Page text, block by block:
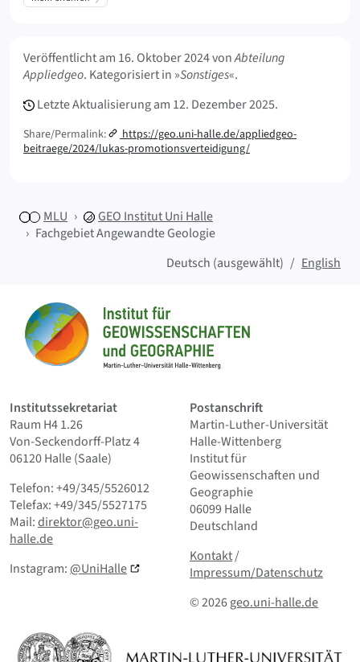
Veröffentlicht am 16. Oktober 2024vonAbteilung
Appliedgeo. Kategorisiert in »Sonstiges«.
Letzte Aktualisierung am 12. Dezember 2025.
Share/Permalink:
https://geo.uni-halle.de/appliedgeo-
beitraege/2024/lukas-promotionsverteidigung/
MLU GEO Institut Uni Halle
Fachgebiet Angewandte Geologie
Deutsch (ausgewählt)
English
Startseite
Institutssekretariat
Raum H4 1.26
Von-Seckendorff-Platz 4
06120 Halle (Saale)
Telefon: +49/345/5526012
Telefax: +49/345/5527175
Mail:direktor@geo.uni-
halle.de
Instagram:@UniHalle
Postanschrift
Martin-Luther-Universität
Halle-Wittenberg
Institut für
Geowissenschaften und
Geographie
06099 Halle
Deutschland
Kontaktund Kleingedrucktes
Kontakt/
Impressum/Datenschutz
© 2026geo.uni-halle.de